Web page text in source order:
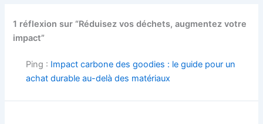
1 réflexion sur “Réduisez vos déchets, augmentez votre
impact”
Ping : Impact carbone des goodies : le guide pour un
achat durable au-delà des matériaux